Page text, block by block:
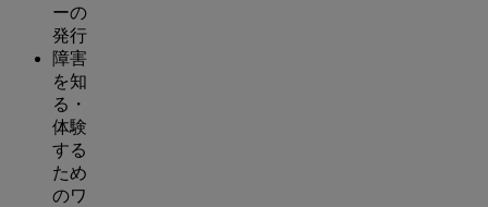
ーの
発行
障害
を知
る・
体験
する
ため
のワ